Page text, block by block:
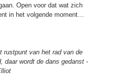
Open voor dat wat zich
in het volgende moment…
rustpunt van het rad van de
daar wordt de dans gedanst -